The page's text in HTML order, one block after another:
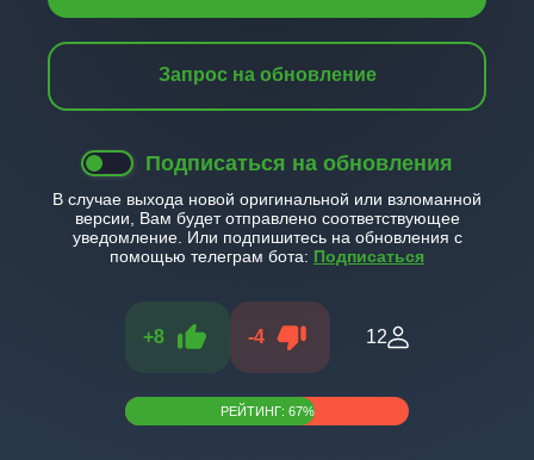
Запрос на обновление
Подписаться на обновления
В случае выхода новой оригинальной или взломанной
версии, Вам будет отправлено соответствующее
уведомление. Или подпишитесь на обновления с
помощью телеграм бота: Подписаться
+8 -4 12
РЕЙТИНГ: 67%